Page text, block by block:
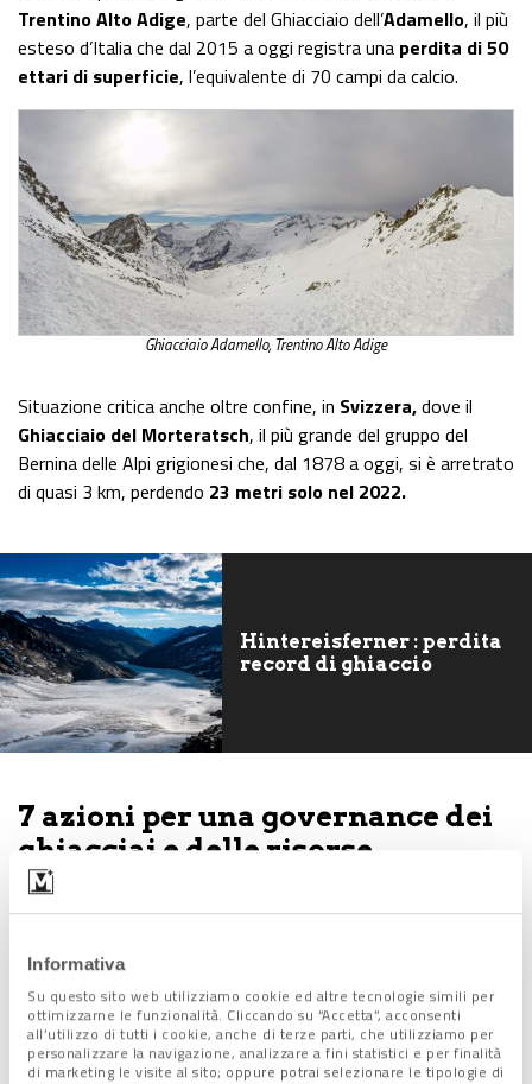
Informativa
Su questo sito web utilizziamo cookie ed altre tecnologie simili per
ottimizzarne le funzionalità. Cliccando su “Accetta”, acconsenti
all’utilizzo di tutti i cookie, anche di terze parti, che utilizziamo per
personalizzare la navigazione, analizzare a fini statistici e per finalità
di marketing le visite al sito; oppure potrai selezionare le tipologie di
Trentino Alto Adige, parte del Ghiacciaio dell’Adamello, il più
esteso d’Italia che dal 2015 a oggi registra una perdita di 50
ettari di superficie, l’equivalente di 70 campi da calcio.
Ghiacciaio Adamello, Trentino Alto Adige
Situazione critica anche oltre confine, in Svizzera,dove il
Ghiacciaio del Morteratsch, il più grande del gruppo del
Bernina delle Alpi grigionesi che, dal 1878 a oggi, si è arretrato
di quasi 3 km, perdendo 23 metri solo nel 2022.
Hintereisferner : perdita
record di ghiaccio
7 azioni per una governance dei
ghiacciai e delle risorse
connesse
compongono il Manifesto, la governance condivisa dei
ghiacciai.
Tra queste, ilconfrontotra amministratori regionali e locali,
gruppi di ricerca, associazioni e imprese, esortati anche a